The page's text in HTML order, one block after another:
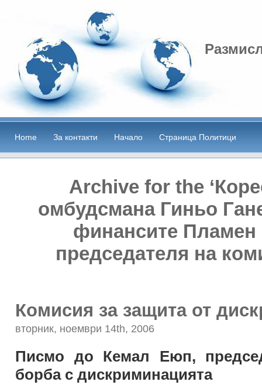
Home За контакти Начало Страница Политици
Archive for the
омбудсмана Гиньо
финансите
председателя на
Комисия за защита от
вторник, ноември 14th, 2006
Писмо до Кемал Еюп,
борба с дискриминацията